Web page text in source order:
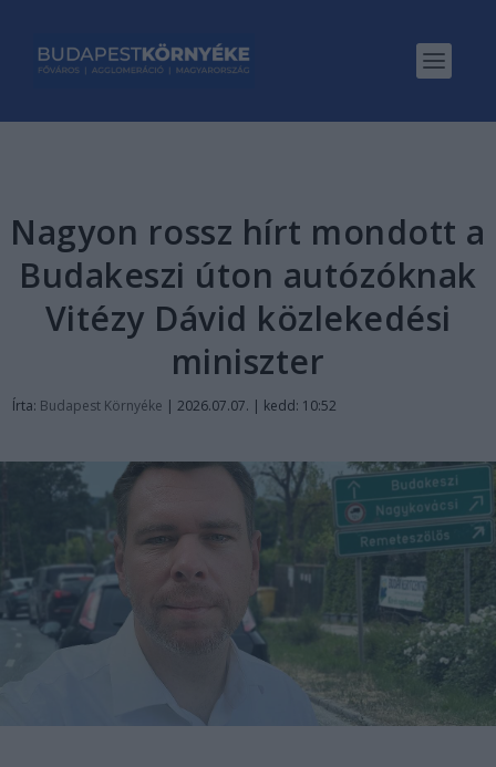
Nagyon rossz hírt mondott a
Budakeszi úton autózóknak
Vitézy Dávid közlekedési
miniszter
Írta: Budapest Környéke | 2026.07.07. | kedd: 10:52